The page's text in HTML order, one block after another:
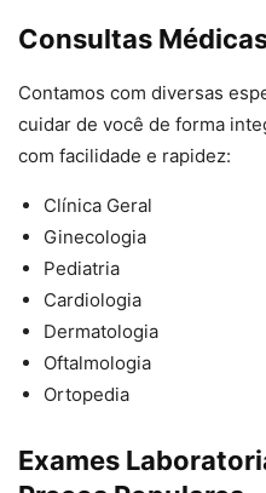
Consultas
Contamos com diversas
cuidar de você de forma
com facilidade e rapidez:
Clínica Geral
Ginecologia
Pediatria
Cardiologia
Dermatologia
Oftalmologia
Ortopedia
Exames